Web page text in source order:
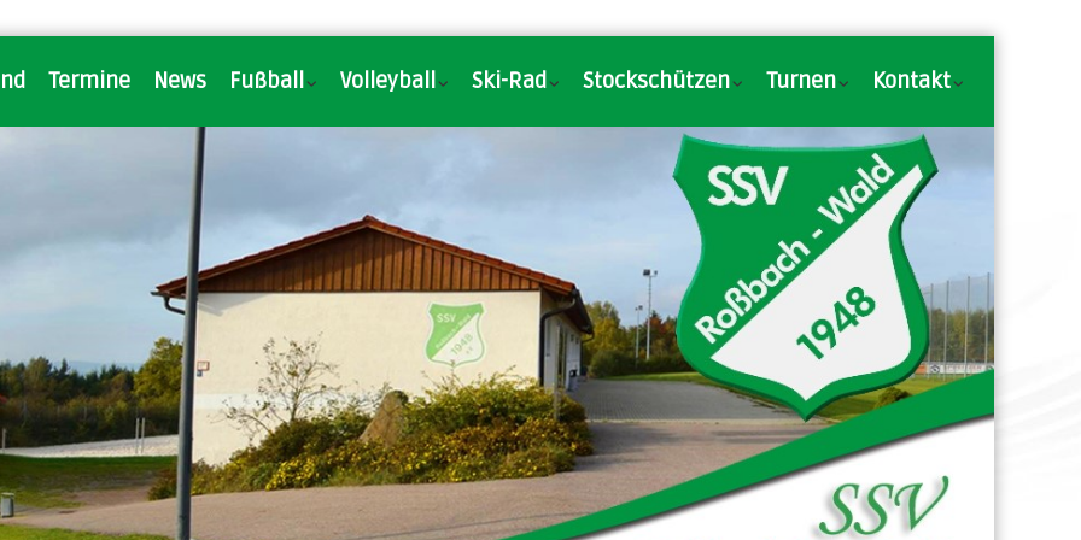
Termine News Fußball Volleyball Ski-Rad Stockschützen Turnen Kontakt